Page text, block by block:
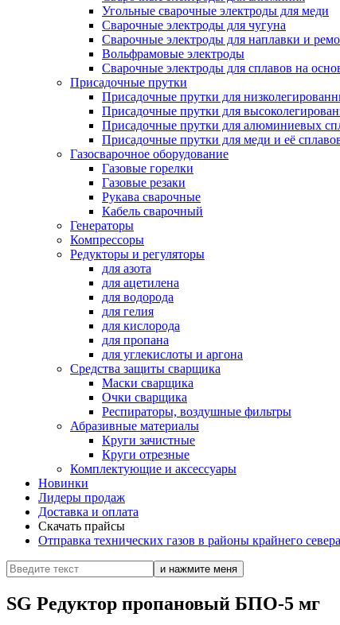
Угольные сварочные электроды для меди
Сварочные электроды для чугуна
Сварочные электроды для наплавки и
Вольфрамовые электроды
Сварочные электроды для сплавов на
Присадочные прутки
Присадочные прутки для
Присадочные прутки для
Присадочные прутки для алюминиевых
Присадочные прутки для меди и её
Газосварочное оборудование
Газовые горелки
Газовые резаки
Рукава сварочные
Кабель сварочный
Генераторы
Компрессоры
Редукторы и регуляторы
для азота
для ацетилена
для водорода
для гелия
для кислорода
для пропана
для углекислоты и аргона
Средства защиты сварщика
Маски сварщика
Очки сварщика
Респираторы, воздушные фильтры
Абразивные материалы
Круги зачистные
Круги отрезные
Комплектующие и аксессуары
Новинки
Лидеры продаж
Доставка и оплата
Скачать прайсы
Отправка технических газов в районы крайнего севера
SG Редуктор пропановый БПО-5 мг